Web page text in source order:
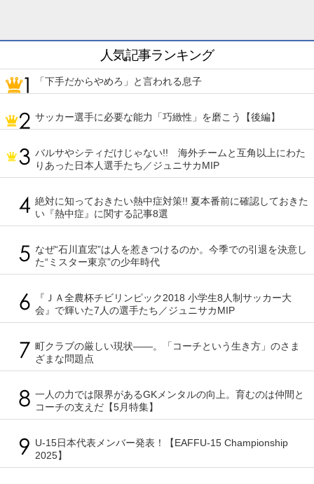
人気記事ランキング
「下手だからやめろ」と言われる息子
サッカー選手に必要な能力「巧緻性」を磨こう【後編】
バルサやシティだけじゃない!! 海外チームと互角以上にわた
りあった日本人選手たち／ジュニサカMIP
絶対に知っておきたい熱中症対策!! 夏本番前に確認しておきた
い『熱中症』に関する記事8選
なぜ“石川直宏”は人を惹きつけるのか。今季での引退を決意し
た“ミスター東京”の少年時代
『ＪＡ全農杯チビリンピック2018 小学生8人制サッカー大
会』で輝いた7人の選手たち／ジュニサカMIP
町クラブの厳しい現状――。「コーチという生き方」のさま
ざまな問題点
一人の力では限界があるGKメンタルの向上。育むのは仲間と
コーチの支えだ【5月特集】
U-15日本代表メンバー発表！【EAFFU-15 Championship
2025】